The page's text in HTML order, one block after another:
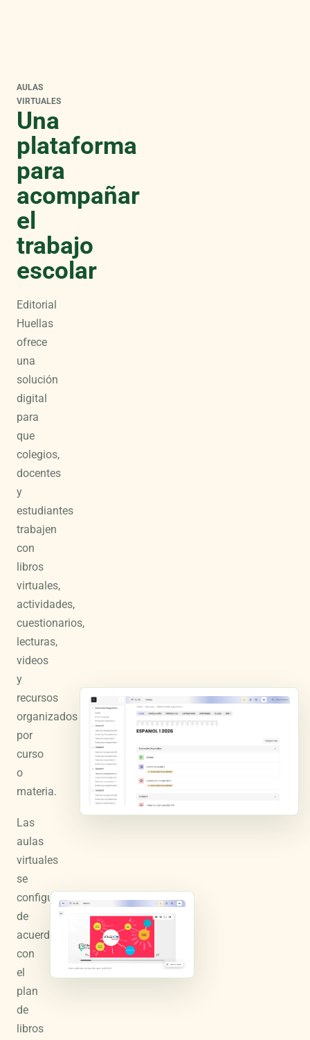
AULAS
VIRTUALES
Una
plataforma
para
acompañar
el
trabajo
escolar
Editorial
Huellas
ofrece
una
solución
digital
para
que
colegios,
docentes
y
estudiantes
trabajen
con
libros
virtuales,
actividades,
cuestionarios,
lecturas,
videos
y
recursos
organizados
por
curso
o
materia.
Las
aulas
virtuales
se
configuran
de
acuerdo
con
el
plan
de
libros